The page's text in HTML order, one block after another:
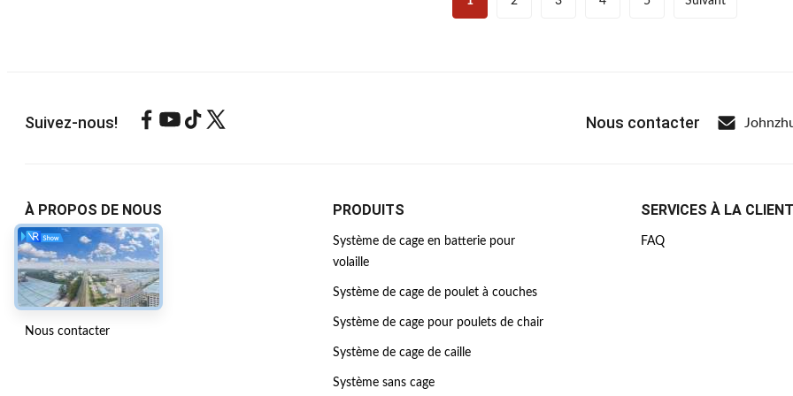
Suivez-nous! Nous contacter
À PROPOS DE NOUS
Profil De L'entreprise
Visite de l'usine
Contrôle de la qualité
Nous contacter
PRODUITS
Système de cage en batterie pour
volaille
Système de cage de poulet à couches
Système de cage pour poulets de chair
Système de cage de caille
Système sans cage
SERVICES À LA
FAQ